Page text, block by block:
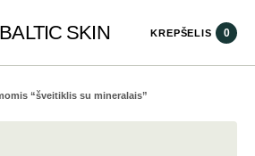
BALTIC SKIN KREPŠELIS 0
“šveitiklis su mineralais”